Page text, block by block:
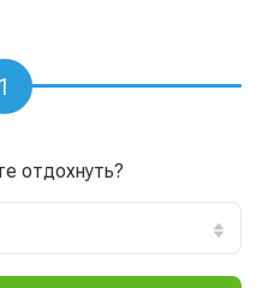
отдохнуть?
1